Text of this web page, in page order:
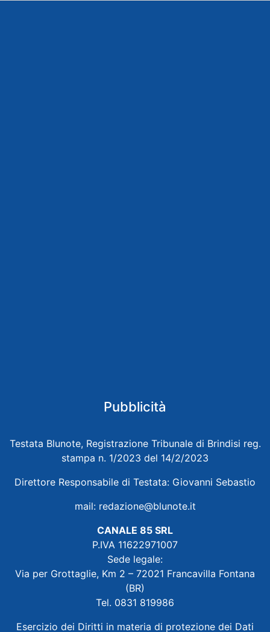
Pubblicità
Testata Blunote, Registrazione Tribunale di Brindisi reg.
stampa n. 1/2023 del 14/2/2023
Direttore Responsabile di Testata: Giovanni Sebastio
mail: redazione@blunote.it
CANALE 85 SRL
P.IVA 11622971007
Sede legale:
Via per Grottaglie, Km 2 – 72021 Francavilla Fontana
(BR)
Tel. 0831 819986
Esercizio dei Diritti in materia di protezione dei Dati